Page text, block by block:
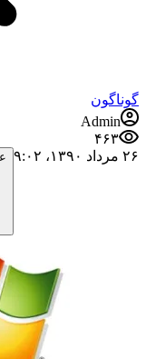
Admin
۴۶۳
۱۳۹۰،‏ ۹:۰۲